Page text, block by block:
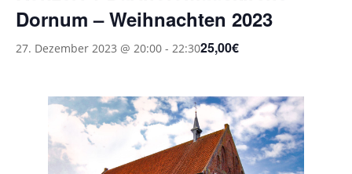
Dornum – Weihnachten 2023
27. Dezember 2023 @ 20:00 - 22:3025,00€